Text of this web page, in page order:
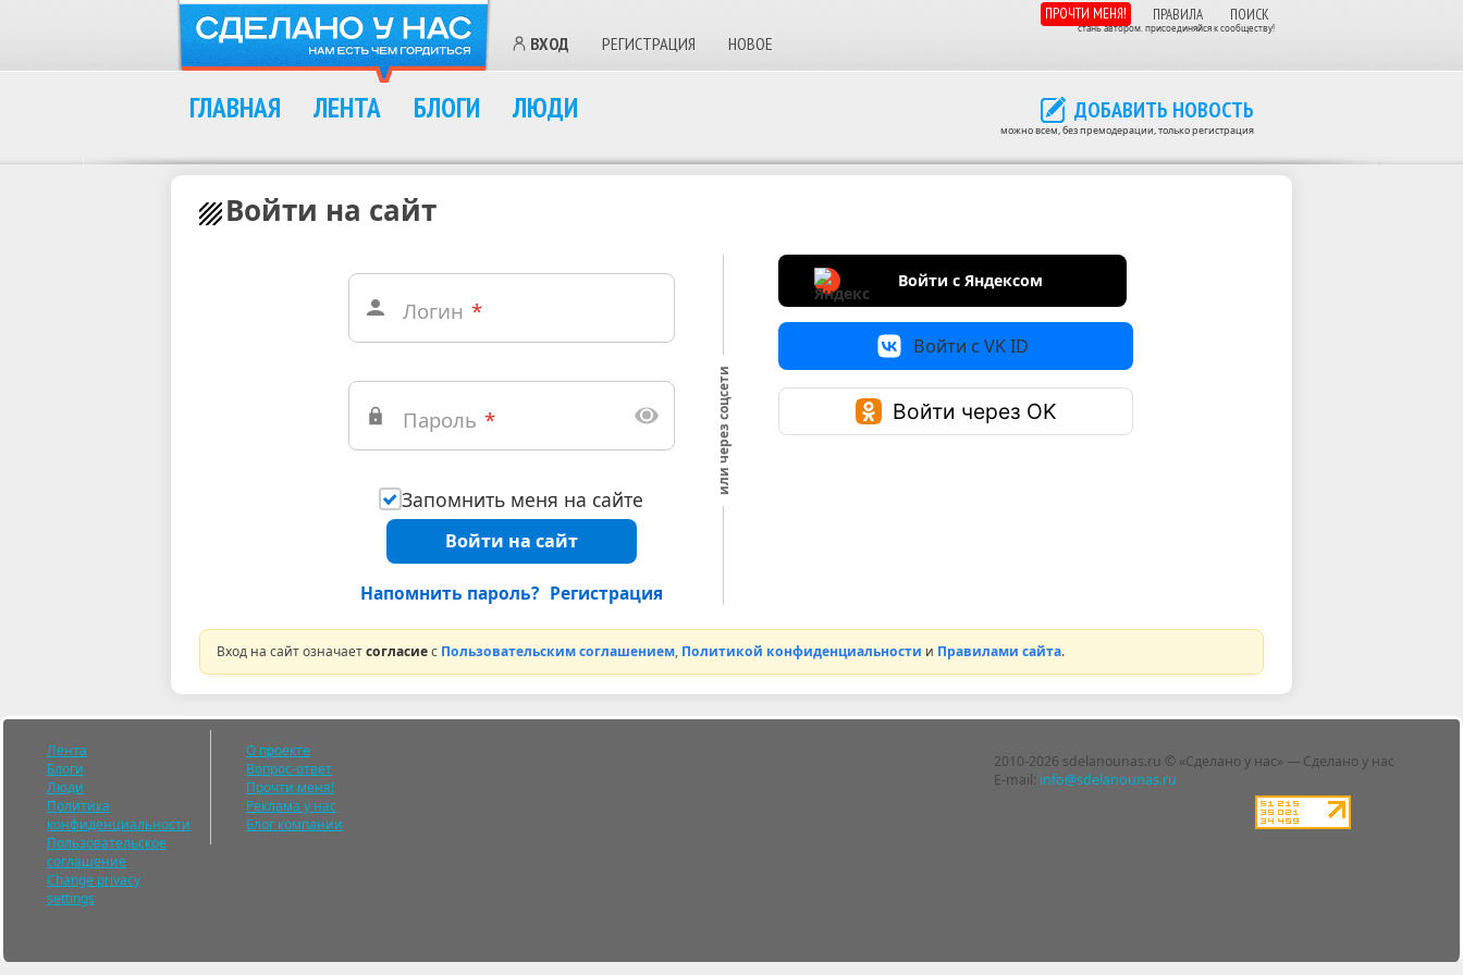
ВХОД РЕГИСТРАЦИЯ НОВОЕ
ПРОЧТИ МЕНЯ! ПРАВИЛА ПОИСК
стань автором. присоединяйся к сообществу!
ДОБАВИТЬ НОВОСТЬ
можно всем, без премодерации, только регистрация
ГЛАВНАЯ ЛЕНТА БЛОГИ ЛЮДИ
Войти на сайт
Логин *
Пароль *
Запомнить меня на сайте
Войти на сайт
Напомнить пароль? Регистрация
или через соцсети
Войти с Яндексом
Войти с VK ID
Войти через OK
Вход на сайт означаетсогласиес Пользовательским соглашением, Политикой конфиденциальности и Правилами сайта.
2010-2026 sdelanounas.ru © «Сделано у нас» — Сделано у нас
E-mail: info@sdelanounas.ru
Лента
Блоги
Люди
Политика
конфиденциальности
Пользовательское
соглашение
Change privacy
settings
О проекте
Вопрос-ответ
Прочти меня!
Реклама у нас
Блог компании